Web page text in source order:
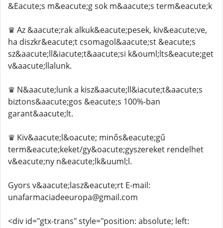
&Eacute;s m&eacute;g sok m&aacute;s term&eacute;k
♛ Az &aacute;rak alkuk&eacute;pesek, kiv&eacute;ve,
ha diszkr&eacute;t csomagol&aacute;st &eacute;s
sz&aacute;ll&iacute;t&aacute;si k&ouml;lts&eacute;get
v&aacute;llalunk.
♛ N&aacute;lunk a kisz&aacute;ll&iacute;t&aacute;s
biztons&aacute;gos &eacute;s 100%-ban
garant&aacute;lt.
♛ Kiv&aacute;l&oacute; minős&eacute;gű
term&eacute;keket/gy&oacute;gyszereket rendelhet
v&eacute;ny n&eacute;lk&uuml;l.
Gyors v&aacute;lasz&eacute;rt E-mail:
unafarmaciadeeuropa@gmail.com
<div id="gtx-trans" style="position: absolute; left: